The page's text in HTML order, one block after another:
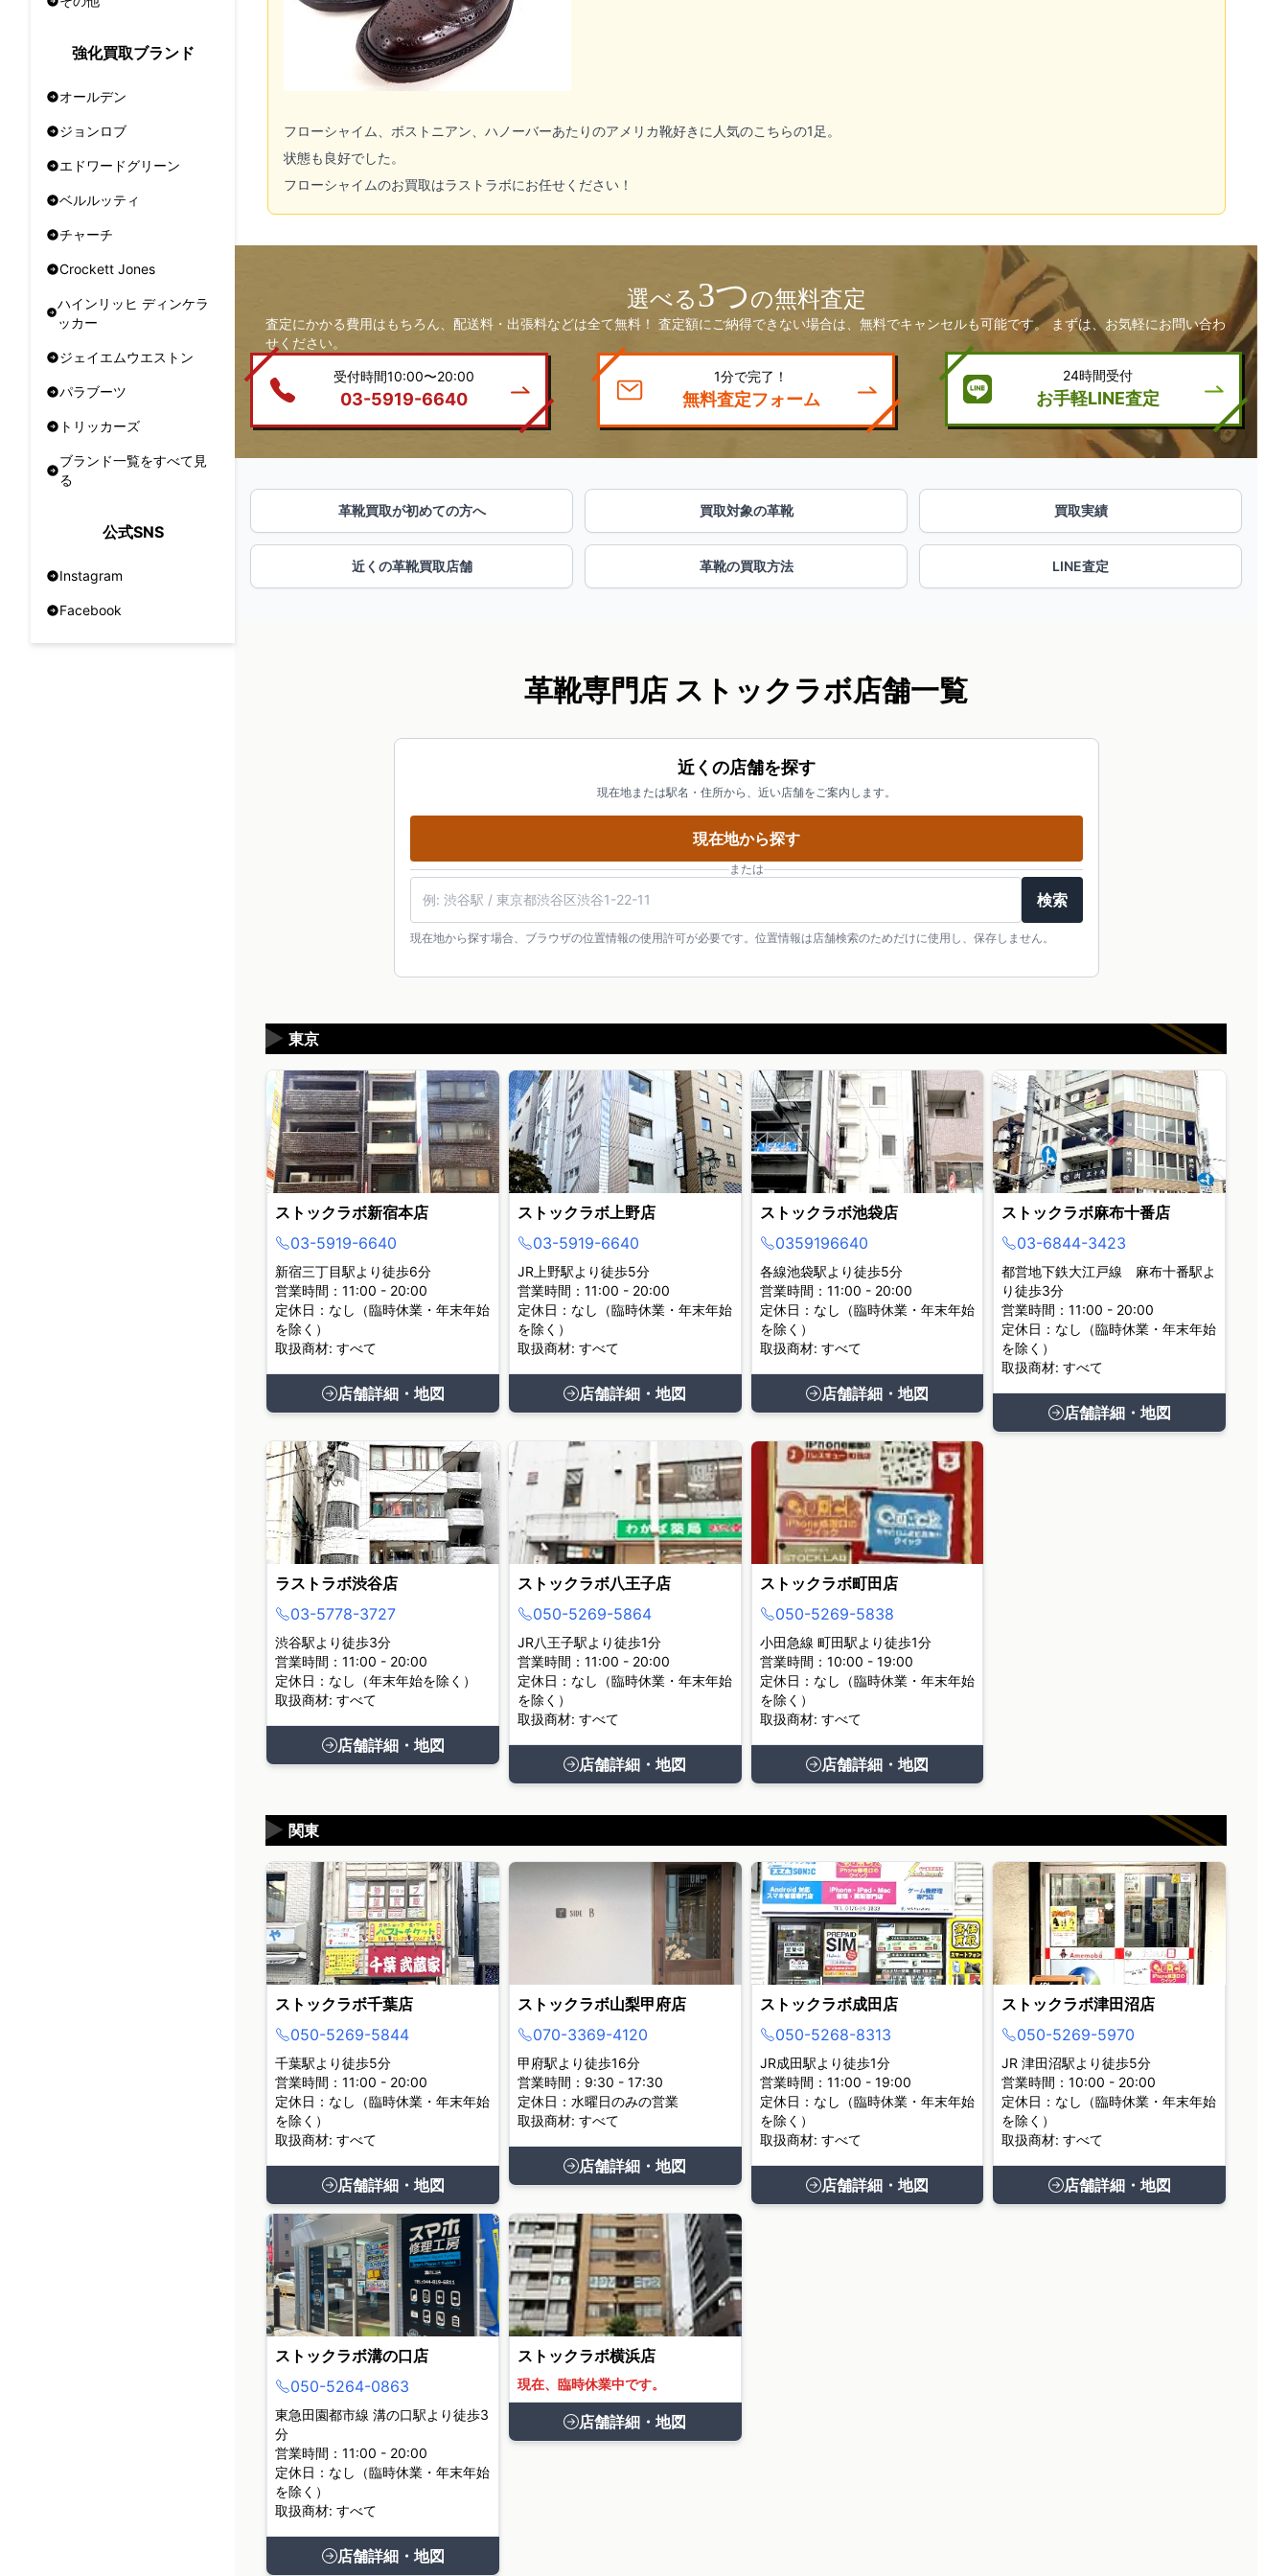
強化買取ブランド
オールデン
ジョンロブ
エドワードグリーン
ベルルッティ
チャーチ
Crockett Jones
ハインリッヒ ディンケラ
ッカー
ジェイエムウエストン
パラブーツ
トリッカーズ
ブランド一覧をすべて見
る
公式SNS
Instagram
Facebook
フローシャイム、ボストニアン、ハノーバーあたりのアメリカ靴好きに人気のこちらの1足。
状態も良好でした。
フローシャイムのお買取はラストラボにお任せください！
選べる3つの無料査定
査定にかかる費用はもちろん、配送料・出張料などは全て無料！ 査定額にご納得できない場合は、無料でキャンセルも可能です。 まずは、お気軽にお問い合わ
せください。
受付時間10:00〜20:00
03-5919-6640
1分で完了！
無料査定フォーム
24時間受付
お手軽LINE査定
革靴買取が初めての方へ 買取対象の革靴 買取実績
近くの革靴買取店舗 革靴の買取方法 LINE査定
革靴専門店 ストックラボ店舗一覧
近くの店舗を探す
現在地または駅名・住所から、近い店舗をご案内します。
現在地から探す
または
検索
現在地から探す場合、ブラウザの位置情報の使用許可が必要です。位置情報は店舗検索のためだけに使用し、保存しません。
東京
▶
ストックラボ新宿本店
03-5919-6640
新宿三丁目駅より徒歩6分
営業時間：11:00 - 20:00
定休日：なし（臨時休業・年末年始
を除く）
取扱商材: すべて
店舗詳細・地図
ストックラボ上野店
03-5919-6640
JR上野駅より徒歩5分
営業時間：11:00 - 20:00
定休日：なし（臨時休業・年末年始
を除く）
取扱商材: すべて
店舗詳細・地図
ストックラボ池袋店
0359196640
各線池袋駅より徒歩5分
営業時間：11:00 - 20:00
定休日：なし（臨時休業・年末年始
を除く）
取扱商材: すべて
店舗詳細・地図
ストックラボ麻布十番店
03-6844-3423
都営地下鉄大江戸線 麻布十番駅よ
り徒歩3分
営業時間：11:00 - 20:00
定休日：なし（臨時休業・年末年始
を除く）
取扱商材: すべて
店舗詳細・地図
ラストラボ渋谷店
03-5778-3727
渋谷駅より徒歩3分
営業時間：11:00 - 20:00
定休日：なし（年末年始を除く）
取扱商材: すべて
店舗詳細・地図
ストックラボ八王子店
050-5269-5864
JR八王子駅より徒歩1分
営業時間：11:00 - 20:00
定休日：なし（臨時休業・年末年始
を除く）
取扱商材: すべて
店舗詳細・地図
ストックラボ町田店
050-5269-5838
小田急線 町田駅より徒歩1分
営業時間：10:00 - 19:00
定休日：なし（臨時休業・年末年始
を除く）
取扱商材: すべて
店舗詳細・地図
関東
▶
ストックラボ千葉店
050-5269-5844
千葉駅より徒歩5分
営業時間：11:00 - 20:00
定休日：なし（臨時休業・年末年始
を除く）
取扱商材: すべて
店舗詳細・地図
ストックラボ山梨甲府店
070-3369-4120
甲府駅より徒歩16分
営業時間：9:30 - 17:30
定休日：水曜日のみの営業
取扱商材: すべて
店舗詳細・地図
ストックラボ成田店
050-5268-8313
JR成田駅より徒歩1分
営業時間：11:00 - 19:00
定休日：なし（臨時休業・年末年始
を除く）
取扱商材: すべて
店舗詳細・地図
ストックラボ津田沼店
050-5269-5970
JR 津田沼駅より徒歩5分
営業時間：10:00 - 20:00
定休日：なし（臨時休業・年末年始
を除く）
取扱商材: すべて
店舗詳細・地図
ストックラボ溝の口店
050-5264-0863
東急田園都市線 溝の口駅より徒歩3
分
営業時間：11:00 - 20:00
定休日：なし（臨時休業・年末年始
を除く）
取扱商材: すべて
店舗詳細・地図
ストックラボ横浜店
現在、臨時休業中です。
店舗詳細・地図